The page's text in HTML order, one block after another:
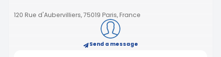
120 Rue d'Aubervilliers, 75019 Paris, France
Send a message